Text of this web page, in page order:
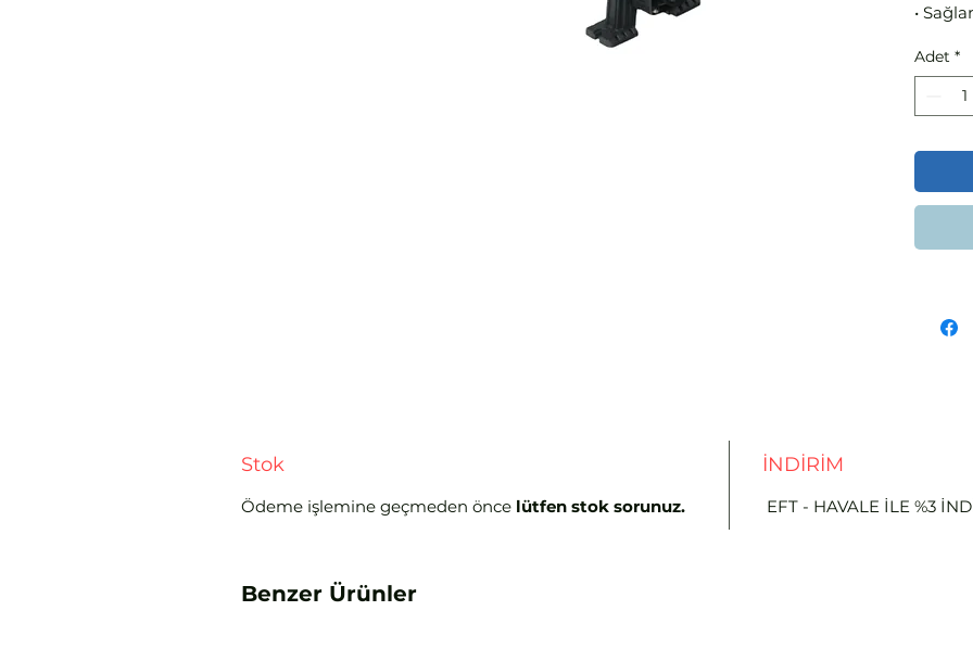
•
sahiptir
•
güvenle
•
sağlar
•
Adet *
Stok
Ödeme işlemine geçmeden önce lütfen stok sorunuz.
İNDİRİM
EFT - HAVALE İLE %3
Benzer Ürünler